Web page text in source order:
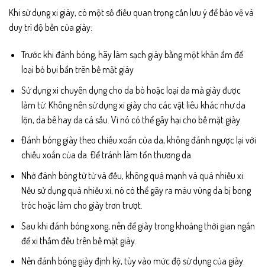
Khi sử dụng xi giày, có một số điều quan trọng cần lưu ý để bảo vệ và
duy trì độ bền của giày:
Trước khi đánh bóng, hãy làm sạch giày bằng một khăn ẩm để
loại bỏ bụi bẩn trên bề mặt giày
Sử dụng xi chuyên dụng cho da bò hoặc loại da mà giày được
làm từ. Không nên sử dụng xi giày cho các vật liêu khác như da
lộn, da bê hay da cá sấu. Vì nó có thể gây hại cho bề mặt giày.
Đánh bóng giày theo chiều xoắn của da, không đánh ngược lại với
chiều xoắn của da. Để tránh làm tổn thương da.
Nhớ đánh bóng từ từ và đều, không quá mạnh và quá nhiều xi.
Nếu sử dụng quá nhiều xi, nó có thể gây ra màu vùng da bị bong
tróc hoặc làm cho giày trơn trượt.
Sau khi đánh bóng xong, nên để giày trong khoảng thời gian ngắn
để xi thấm đều trên bề mặt giày.
Nên đánh bóng giày định kỳ, tùy vào mức độ sử dụng của giày.